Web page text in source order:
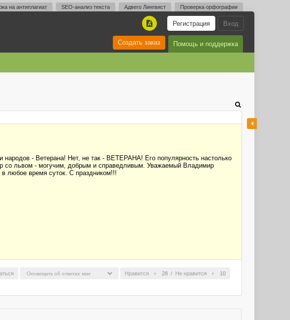
на антиплагиат SEO-анализ текста Адвего Лингвист Проверка орфографии
Вход
Регистрация
A
Помощь и поддержка
Создать заказ
народов - Ветерана! Нет, не так - ВЕТЕРАНА! Его популярность настолько
со львом - могучим, добрым и справедливым. Уважаемый Владимир
любое время суток. С праздником!!!
Нравится 28 / Не нравится 10